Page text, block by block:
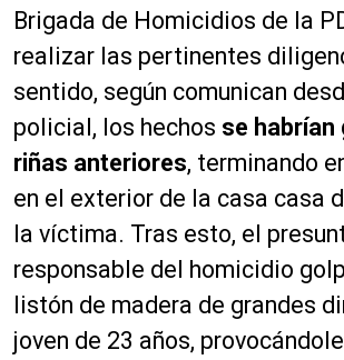
Brigada de Homicidios de la
realizar las pertinentes
sentido, según comunican
policial, los hechos se habrían
riñas anteriores, terminando
en el exterior de la casa casa
la víctima. Tras esto, el
responsable del homicidio
listón de madera de grandes
joven de 23 años,